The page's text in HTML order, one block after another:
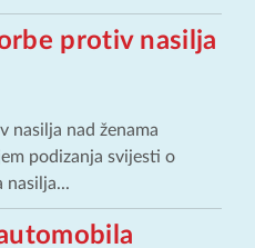
protiv nasilja
nasilja nad ženama
podizanja svijesti o
nasilja...